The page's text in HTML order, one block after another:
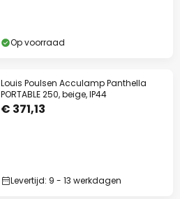
Op voorraad
Louis Poulsen Acculamp Panthella
PORTABLE 250, beige, IP44
€ 371,13
Levertijd: 9 - 13 werkdagen